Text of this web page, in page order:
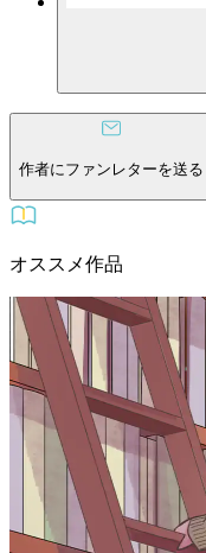
作者にファンレターを送る
オススメ作品